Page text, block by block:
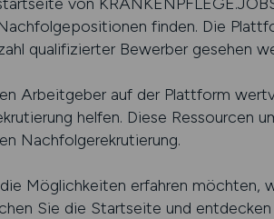
finden. Die
qualifizierter Bewerber gesehen
Arbeitgeber auf der Plattform
helfen. Diese
Nachfolgerekrutierung.
Möglichkeiten erfahren möchten,
Sie die Startseite und